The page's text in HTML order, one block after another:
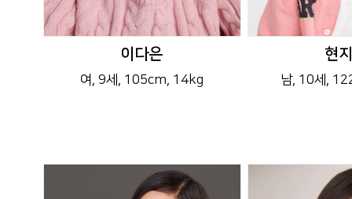
이다은
여 , 9세 , 105cm, 14kg
현
남, 10세 ,